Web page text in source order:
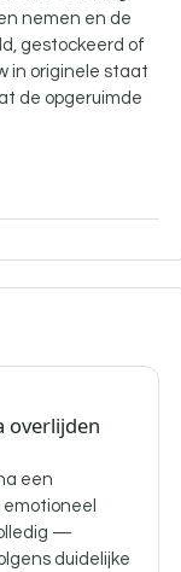
nemen en de
gestockeerd of
in originele staat
de opgeruimde
overlijden
een
—
duidelijke